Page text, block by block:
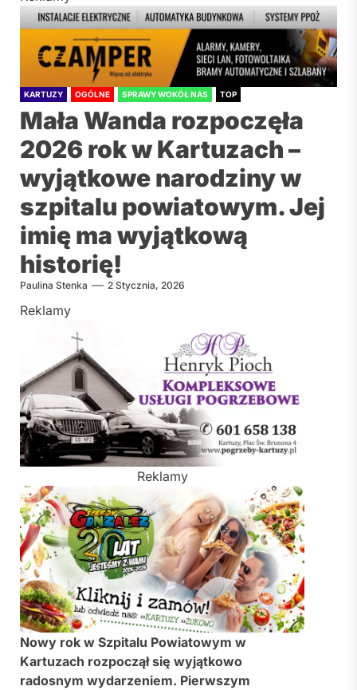
KARTUZY OGÓLNE SPRAWY WOKÓŁ NAS TOP
Mała Wanda rozpoczęła
2026 rok w Kartuzach –
wyjątkowe narodziny w
szpitalu powiatowym. Jej
imię ma wyjątkową
historię!
Paulina Stenka 2 Stycznia, 2026
Reklamy
Reklamy
Nowy rok w Szpitalu Powiatowym w
Kartuzach rozpoczął się wyjątkowo
radosnym wydarzeniem. Pierwszym